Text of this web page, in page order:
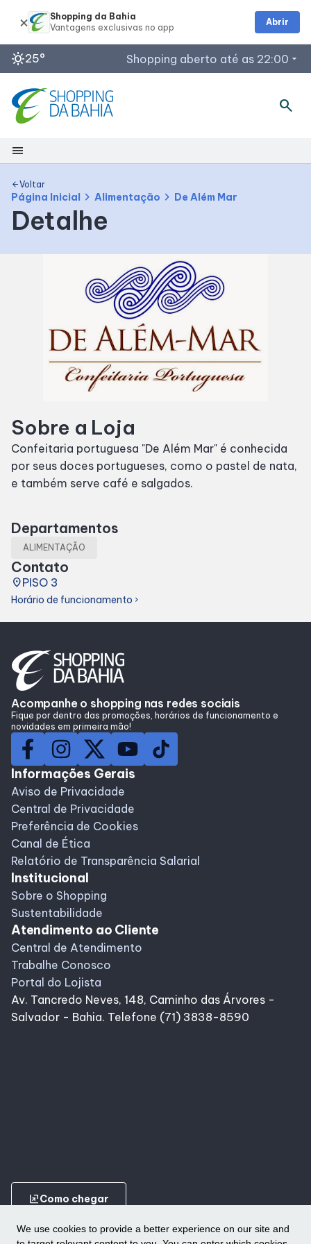
We use cookies to provide a better experience on our site and
sunny25° Shopping aberto até as 22:00 arrow_drop_down
Horários de Funcionamento
Lojas
Outback Steakhouse
Planeta Imaginário
Acessar todos os horários
search
menu
Shopping
Mapa Interno
Como chegar
SDB Premium
Entretenimento
Cinema
Fique por Dentro
Lojas e Restaurantes
Alimentação
Compre Online
Programa de benefícios
arrow_backVoltar
Página Inicial chevron_right Alimentação chevron_right De Além Mar
Detalhe
Sobre a Loja
Confeitaria portuguesa "De Além Mar" é conhecida
por seus doces portugueses, como o pastel de nata,
e também serve café e salgados.
Departamentos
ALIMENTAÇÃO
Contato
placePISO 3
Horário de funcionamento chevron_right
Acompanhe o shopping nas redes sociais
Fique por dentro das promoções, horários de funcionamento e
novidades em primeira mão!
Informações Gerais
Aviso de Privacidade
Central de Privacidade
Preferência de Cookies
Canal de Ética
Relatório de Transparência Salarial
Institucional
Sobre o Shopping
Sustentabilidade
Atendimento ao Cliente
Central de Atendimento
Trabalhe Conosco
Portal do Lojista
Av. Tancredo Neves, 148, Caminho das Árvores -
Salvador - Bahia. Telefone (71) 3838-8590
ungroupComo chegar
Shopping da Bahia
Abrir